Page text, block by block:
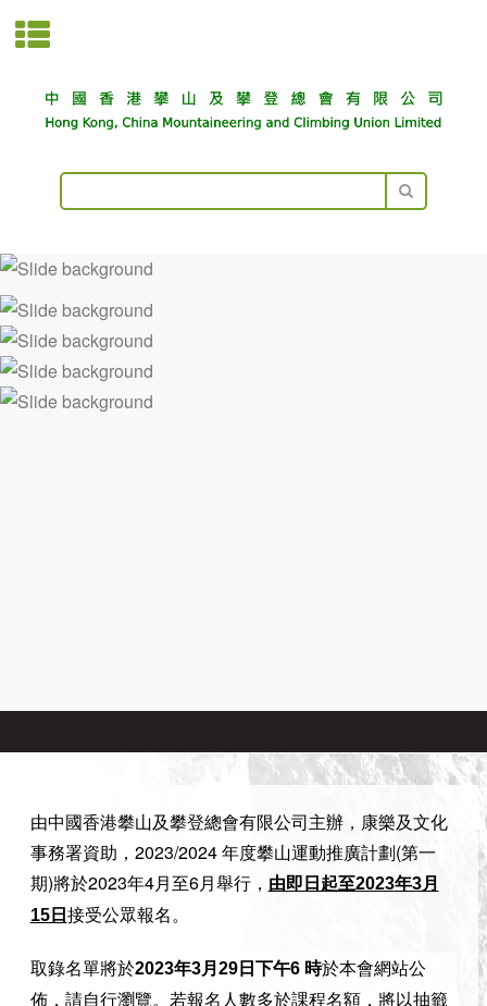
由中國香港攀山及攀登總會有限公司主辦，康樂及文化
事務署資助， 2023/2024年度攀山運動推廣計劃(第一
期)將於2023年4月至6月舉行， 由即日起至2023年3月
15日 接受公眾報名。
取錄名單將於2023年3月29日下午6 時於本會網站公
佈，請自行瀏覽。若報名人數多於課程名額，將以抽籤